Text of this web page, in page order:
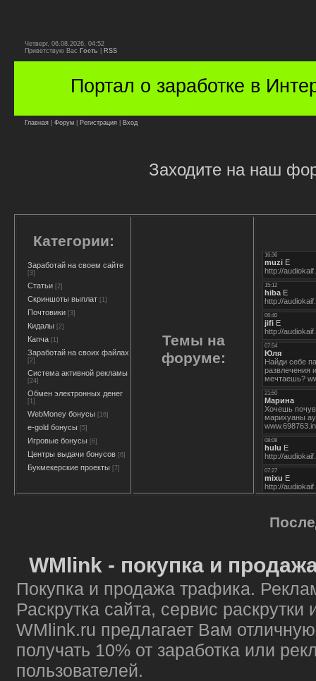
Четверг, 06.08.2026, 04:52
Приветствую Вас Гость RSS
Портал о заработке в
Главная Форум Регистрация Вход
Заходите на наш
Категории:
Заработай на своем сайте
[3]
Статьи [2]
Скриншоты выплат [1]
Почтовики [3]
Кидалы [2]
Капча [1]
Заработай на своих файлах
[2]
Система активной рекламы
[24]
Обмен электронных денег
[1]
WebMoney бонусы [16]
e-gold бонусы [5]
Игровые бонусы [6]
Центры выдачи бонусов [6]
Букмекерские проекты [7]
Темы на
форуме:
WMlink - покупка и
Покупка и продажа трафика.
Раскрутка сайта, сервис
WMlink.ru предлагает Вам
получать 10% от заработка или
пользователей.